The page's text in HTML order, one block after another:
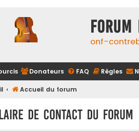
onf-
Donateurs FAQ Règles
Accueil du forum
de contact du forum